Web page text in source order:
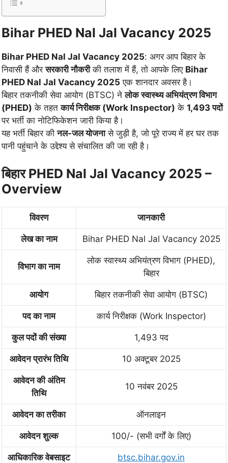
Bihar PHED Nal Jal Vacancy 2025
Bihar PHED Nal Jal Vacancy 2025: अगर आप बिहार के
निवासी हैं औरसरकारी नौकरीकी तलाश में हैं, तो आपके लिए Bihar
PHED Nal Jal Vacancy 2025 एक शानदार अवसर है।
बिहार तकनीकी सेवा आयोग (BTSC) नेलोक स्वास्थ्य अभियंत्रण विभाग
(PHED) के तहतकार्य निरीक्षक (Work Inspector) के 1,493 पदों
पर भर्ती का नोटिफिकेशन जारी किया है।
यह भर्ती बिहार कीनल-जल योजनासे जुड़ी है, जो पूरे राज्य में हर घर तक
पानी पहुंचाने के उद्देश्य से संचालित की जा रही है।
बिहार PHED Nal Jal Vacancy 2025 –
Overview
विवरण जानकारी
लेख का नाम Bihar PHED Nal Jal Vacancy 2025
विभाग का नाम
लोक स्वास्थ्य अभियंत्रण विभाग (PHED),
बिहार
आयोग बिहार तकनीकी सेवा आयोग (BTSC)
पद का नाम कार्य निरीक्षक (Work Inspector)
कुल पदों की संख्या 1,493 पद
आवेदन प्रारंभ तिथि 10 अक्टूबर 2025
आवेदन की अंतिम
तिथि
10 नवंबर 2025
आवेदन का तरीका ऑनलाइन
आवेदन शुल्क 100/- (सभी वर्गों के लिए)
आधिकारिक वेबसाइट btsc.bihar.gov.in